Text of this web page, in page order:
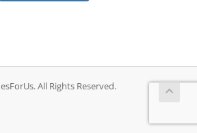
All Rights Reserved.